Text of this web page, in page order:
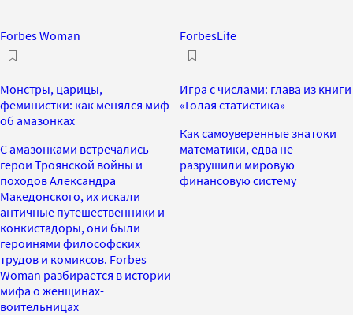
Forbes Woman
Монстры, царицы,
феминистки: как менялся миф
об амазонках
С амазонками встречались
герои Троянской войны и
походов Александра
Македонского, их искали
античные путешественники и
конкистадоры, они были
героинями философских
трудов и комиксов. Forbes
Woman разбирается в истории
мифа о женщинах-
воительницах
ForbesLife
Игра с числами: глава из книги
«Голая статистика»
Как самоуверенные знатоки
математики, едва не
разрушили мировую
финансовую систему